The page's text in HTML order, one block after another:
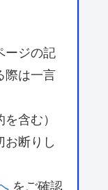
ージの記
際は一言
含む）
お断りし
をご確認